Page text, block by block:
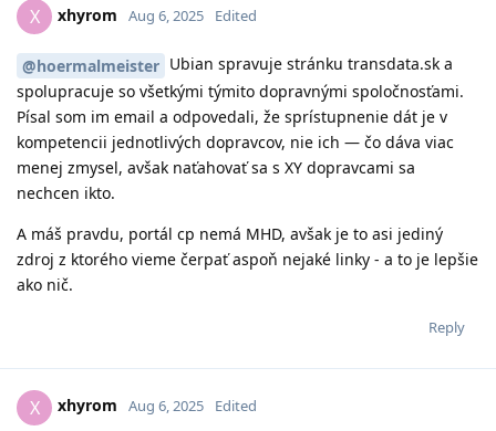
X xhyrom Aug 6, 2025 Edited
@hoermalmeister Ubian spravuje stránku transdata.sk a
spolupracuje so všetkými týmito dopravnými spoločnosťami.
Písal som im email a odpovedali, že sprístupnenie dát je v
kompetencii jednotlivých dopravcov, nie ich — čo dáva viac
menej zmysel, avšak naťahovať sa s XY dopravcami sa
nechcen ikto.
A máš pravdu, portál cp nemá MHD, avšak je to asi jediný
zdroj z ktorého vieme čerpať aspoň nejaké linky - a to je lepšie
ako nič.
Reply
X xhyrom Aug 6, 2025 Edited